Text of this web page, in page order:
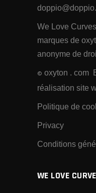
We Love
marques de
anonyme de
© oxyton . com
réalisation site
Politique de
Privacy
Conditions
WE LOVE